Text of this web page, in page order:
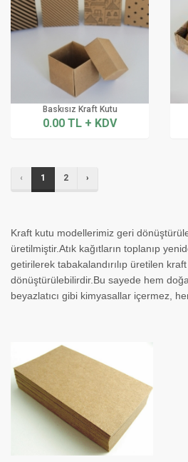
Baskısız Kraft Kutu
0.00 TL + KDV
‹ 1 2 ›
Kraft kutu modellerimiz geri
üretilmiştir.Atık kağıtların toplanıp
getirilerek tabakalandırılıp üretilen
dönüştürülebilirdir.Bu sayede hem
beyazlatıcı gibi kimyasallar içermez,